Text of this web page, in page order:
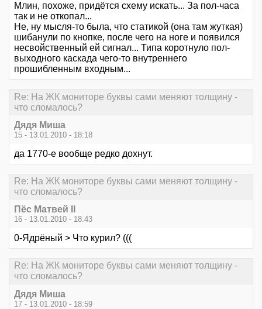
Млин, похоже, придётся схему искать... За пол-часа
так и не откопал...
Не, ну мысля-то была, что статикой (она там жуткая)
шибанули по кнопке, после чего на ноге и появился
несвойственный ей сигнал... Типа коротнуло пол-
выходного каскада чего-то внутреннего
прошибленным входным...
Re: На ЖК мониторе буквы сами меняют толщину -
что сломалось?
Дядя Миша
15 - 13.01.2010 - 18:18
да 1770-е вообще редко дохнут.
Re: На ЖК мониторе буквы сами меняют толщину -
что сломалось?
Пёс Матвей II
16 - 13.01.2010 - 18:43
0-Ядрёный > Что курил? (((
Re: На ЖК мониторе буквы сами меняют толщину -
что сломалось?
Дядя Миша
17 - 13.01.2010 - 18:59